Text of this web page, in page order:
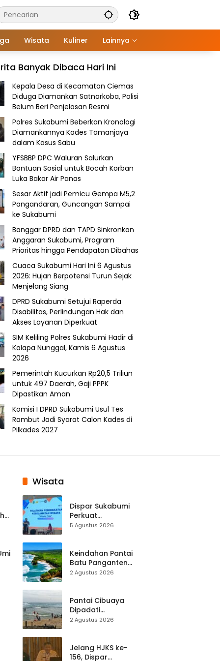
Wisata Kuliner Lainnya
Banyak Dibaca Hari Ini
Kepala Desa di Kecamatan Ciemas
Diduga Diamankan Satnarkoba, Polisi
Belum Beri Penjelasan Resmi
Polres Sukabumi Beberkan Kronologi
Diamankannya Kades Tamanjaya
dalam Kasus Sabu
YFSBBP DPC Waluran Salurkan
Bantuan Sosial untuk Bocah Korban
Luka Bakar Air Panas
Sesar Aktif jadi Pemicu Gempa M5,2
Pangandaran, Guncangan Sampai
ke Sukabumi
Banggar DPRD dan TAPD Sinkronkan
Anggaran Sukabumi, Program
Prioritas hingga Pendapatan Dibahas
Cuaca Sukabumi Hari Ini 6 Agustus
2026: Hujan Berpotensi Turun Sejak
Menjelang Siang
DPRD Sukabumi Setujui Raperda
Disabilitas, Perlindungan Hak dan
Akses Layanan Diperkuat
SIM Keliling Polres Sukabumi Hadir di
Kalapa Nunggal, Kamis 6 Agustus
2026
Pemerintah Kucurkan Rp20,5 Triliun
untuk 497 Daerah, Gaji PPPK
Dipastikan Aman
Komisi I DPRD Sukabumi Usul Tes
Rambut Jadi Syarat Calon Kades di
Pilkades 2027
Wisata
Dispar Sukabumi
Perkuat
Keselamatan
Mitigasi hingga
Teknik Evakuasi
5 Agustus 2026
Keindahan Pantai
Batu Panganten
Mulai Dilirik
2 Agustus 2026
Pantai Cibuaya
Dipadati
Wisatawan,
Waspada
2 Agustus 2026
Jelang HJKS ke-
156, Dispar